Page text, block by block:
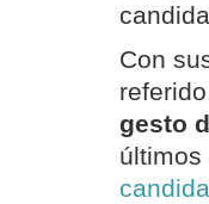
Con
gesto